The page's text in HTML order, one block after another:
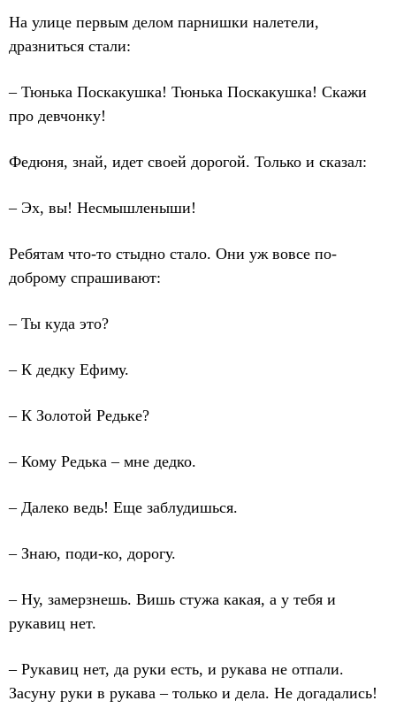
На улице первым делом парнишки налетели,
дразниться стали:
– Тюнька Поскакушка! Тюнька Поскакушка! Скажи
про девчонку!
Федюня, знай, идет своей дорогой. Только и сказал:
– Эх, вы! Несмышленыши!
Ребятам что-то стыдно стало. Они уж вовсе по-
доброму спрашивают:
– Ты куда это?
– К дедку Ефиму.
– К Золотой Редьке?
– Кому Редька – мне дедко.
– Далеко ведь! Еще заблудишься.
– Знаю, поди-ко, дорогу.
– Ну, замерзнешь. Вишь стужа какая, а у тебя и
рукавиц нет.
– Рукавиц нет, да руки есть, и рукава не отпали.
Засуну руки в рукава – только и дела. Не догадались!